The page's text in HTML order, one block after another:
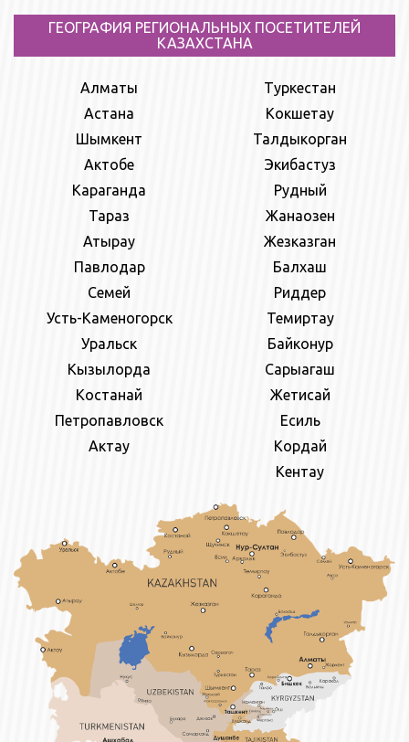
ГЕОГРАФИЯ РЕГИОНАЛЬНЫХ ПОСЕТИТЕЛЕЙ
КАЗАХСТАНА
Алматы
Астана
Шымкент
Актобе
Караганда
Тараз
Атырау
Павлодар
Семей
Усть-Каменогорск
Уральск
Кызылорда
Костанай
Петропавловск
Актау
Туркестан
Кокшетау
Талдыкорган
Экибастуз
Рудный
Жанаозен
Жезказган
Балхаш
Риддер
Темиртау
Байконур
Сарыагаш
Жетисай
Есиль
Кордай
Кентау